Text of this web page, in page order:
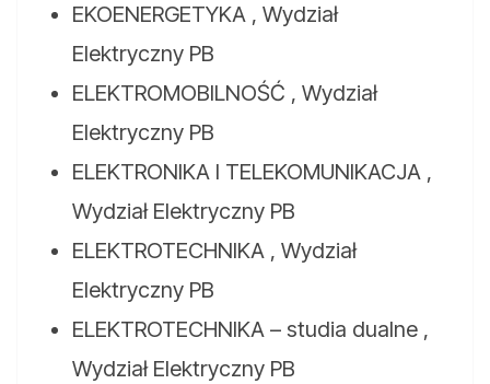
EKOENERGETYKA , Wydział
Elektryczny PB
ELEKTROMOBILNOŚĆ , Wydział
Elektryczny PB
ELEKTRONIKA I TELEKOMUNIKACJA ,
Wydział Elektryczny PB
ELEKTROTECHNIKA , Wydział
Elektryczny PB
ELEKTROTECHNIKA – studia dualne ,
Wydział Elektryczny PB